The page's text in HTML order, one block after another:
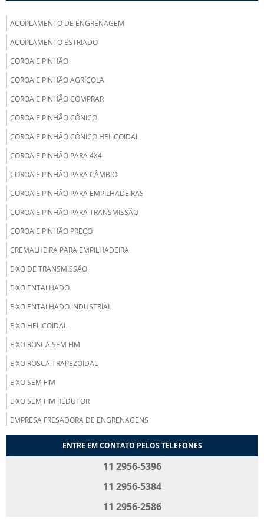
ACOPLAMENTO DE ENGRENAGEM
ACOPLAMENTO ESTRIADO
COROA E PINHÃO
COROA E PINHÃO AGRÍCOLA
COROA E PINHÃO COMPRAR
COROA E PINHÃO CÔNICO
COROA E PINHÃO CÔNICO HELICOIDAL
COROA E PINHÃO PARA 4X4
COROA E PINHÃO PARA CÂMBIO
COROA E PINHÃO PARA EMPILHADEIRAS
COROA E PINHÃO PARA TRANSMISSÃO
COROA E PINHÃO PREÇO
CREMALHEIRA PARA EMPILHADEIRA
EIXO DE TRANSMISSÃO
EIXO ENTALHADO
EIXO ENTALHADO INDUSTRIAL
EIXO HELICOIDAL
EIXO ROSCA SEM FIM
EIXO ROSCA TRAPEZOIDAL
EIXO SEM FIM
EIXO SEM FIM REDUTOR
EMPRESA FRESADORA DE ENGRENAGENS
ENGRENAGEM CILÍNDRICA DE DENTES HELICOIDAIS
ENTRE EM CONTATO PELOS TELEFONES
11 2956-5396
11 2956-5384
11 2956-2586